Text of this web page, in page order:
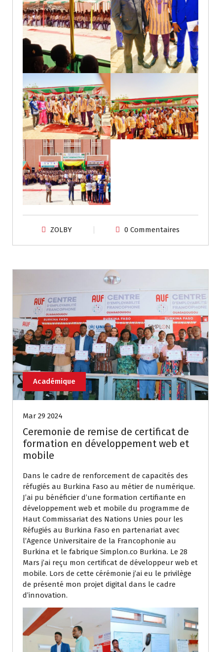
ZOLBY 0 Commentaires
Académique
Mar 29 2024
Ceremonie de remise de certificat de
formation en développement web et
mobile
Dans le cadre de renforcement de capacités des
réfugiés au Burkina Faso au métier de numérique.
J’ai pu bénéficier d’une formation certifiante en
développement web et mobile du programme de
Haut Commissariat des Nations Unies pour les
Réfugiés au Burkina Faso en partenariat avec
l’Agence Universitaire de la Francophonie au
Burkina et le fabrique Simplon.co Burkina. Le 28
Mars j’ai reçu mon certificat de développeur web et
mobile. Lors de cette cérémonie j’ai eu le privilège
de présenté mon projet digital dans le cadre
d’innovation.